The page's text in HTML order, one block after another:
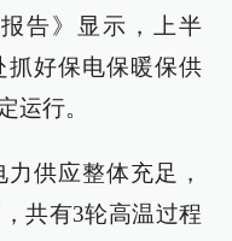
告》显示，上半
抓好保电保暖保供
运行。
供应整体充足，
共有3轮高温过程